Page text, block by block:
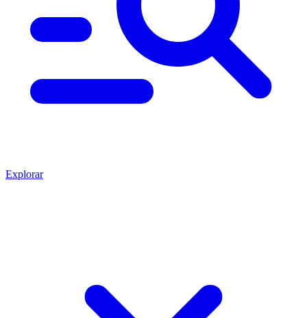
Explorar